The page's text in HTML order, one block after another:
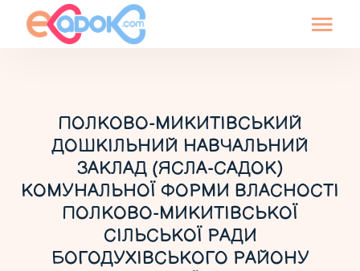
ПОЛКОВО-МИКИТІВСЬКИЙ
ДОШКІЛЬНИЙ НАВЧАЛЬНИЙ
ЗАКЛАД (ЯСЛА-САДОК)
КОМУНАЛЬНОЇ ФОРМИ ВЛАСНОСТІ
ПОЛКОВО-МИКИТІВСЬКОЇ
СІЛЬСЬКОЇ РАДИ
БОГОДУХІВСЬКОГО РАЙОНУ